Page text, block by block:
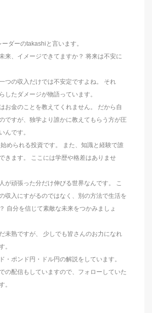
ダーのtakashiと言います。
来、イメージできてますか？ 将来は不安に
つの収入だけでは不安定ですよね。 それ
したダメージが物語っています。
お金のことを教えてくれません。 だから自
ですが、独学より誰かに教えてもらう方が圧
んです。
められる投資です。 また、知識と経験で誰
きます。 ここには学歴や格差はありませ
が頑張った分だけ伸びる世界なんです。 こ
収入にすがるのではなく、別の方法で生活を
自分を信じて素敵な未来をつかみましょ
未熟ですが、 少しでも皆さんのお力になれ
。
・ポンド円・ドル円の解説をしています。
の配信もしていますので、フォローしていた
。